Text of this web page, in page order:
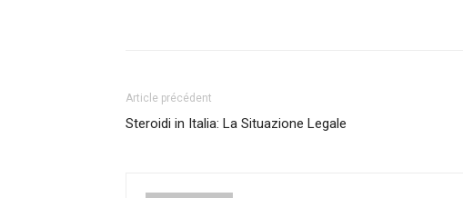
Article précédent
Steroidi in Italia: La Situazione Legale